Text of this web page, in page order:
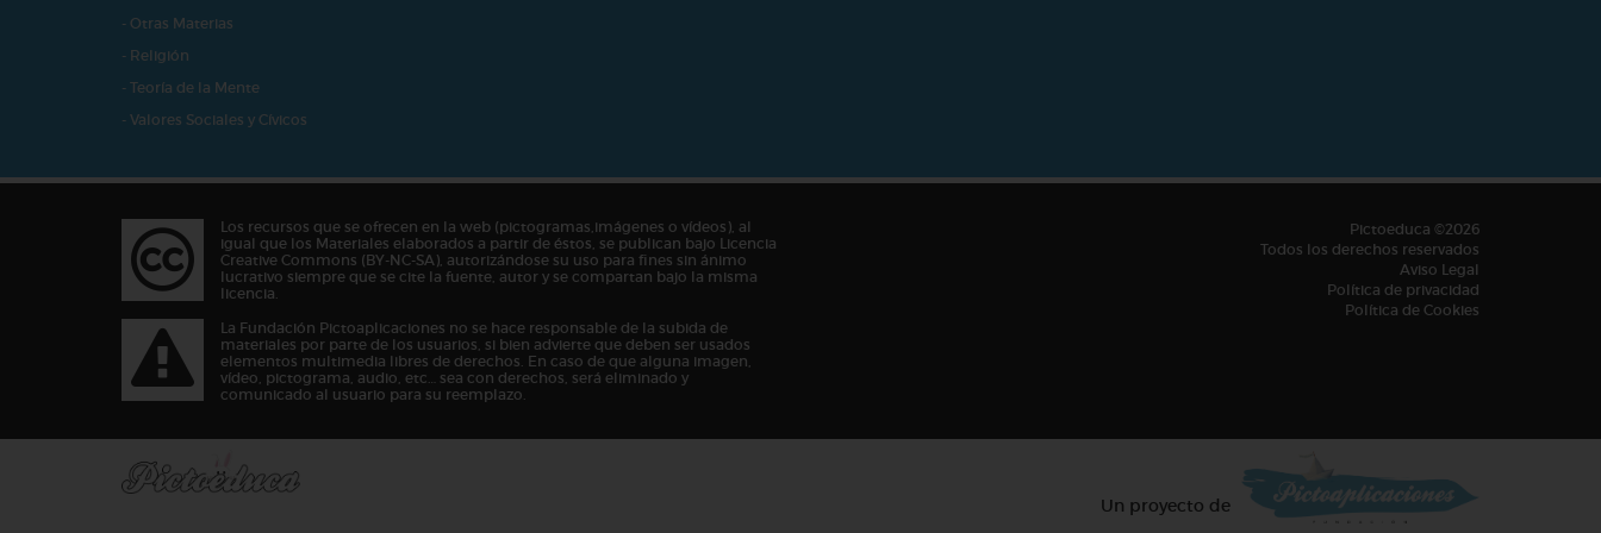
- Otras Materias
- Religión
- Teoría de la Mente
- Valores Sociales y Cívicos
Los recursos que se ofrecen en la web (pictogramas,imágenes o vídeos), al
igual que los Materiales elaborados a partir de éstos, se publican bajo Licencia
Creative Commons (BY-NC-SA), autorizándose su uso para fines sin ánimo
lucrativo siempre que se cite la fuente, autor y se compartan bajo la misma
licencia.
La Fundación Pictoaplicaciones no se hace responsable de la subida de
materiales por parte de los usuarios, si bien advierte que deben ser usados
elementos multimedia libres de derechos. En caso de que alguna imagen,
vídeo, pictograma, audio, etc… sea con derechos, será eliminado y
comunicado al usuario para su reemplazo.
Pictoeduca ©2026
Todos los derechos reservados
Aviso Legal
Política de privacidad
Política de Cookies
Un proyecto de